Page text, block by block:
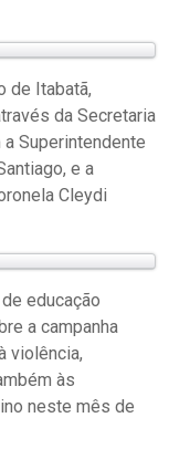
de Itabatã,
da Secretaria
Superintendente
e a
Cleydi
educação
a campanha
violência,
às
neste mês de